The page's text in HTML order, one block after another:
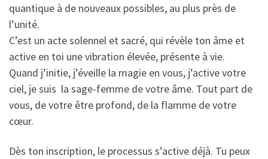
quantique à de nouveaux possibles, au plus près de
l’unité.
C’est un acte solennel et sacré, qui révèle ton âme et
active en toi une vibration élevée, présente à vie.
Quand j’initie, j’éveille la magie en vous, j’active votre
ciel, je suis la sage-femme de votre âme. Tout part de
vous, de votre être profond, de la flamme de votre
cœur.
Dès ton inscription, le processus s’active déjà. Tu peux